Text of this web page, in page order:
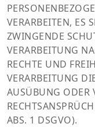
VERARBEITEN, ES
ZWINGENDE
VERARBEITUNG
RECHTE UND
VERARBEITUNG
AUSÜBUNG ODER
ABS. 1 DSGVO).